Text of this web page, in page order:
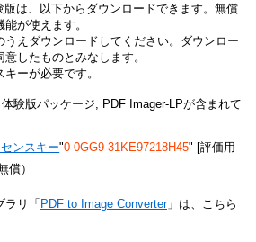
版は、以下からダウンロードできます。無償
が使えます。
うえダウンロードしてください。ダウンロー
したものとみなします。
ーが必要です。
体験版パッケージ, PDF Imager-LPが含まれて
ンスキー"0-0GG9-31KE97218H45" [評価用
償）
ラリ「 PDF to Image Converter」は、こちら